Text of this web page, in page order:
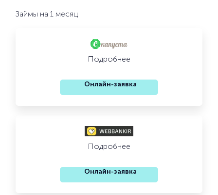
Займы на 1 месяц
Подробнее
Онлайн-заявка
Подробнее
Онлайн-заявка